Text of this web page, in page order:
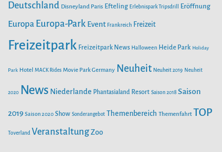
n
o
r
e
Deutschland Disneyland Paris Efteling Erlebnispark Tripsdrill Eröffnung
Europa Europa-Park Event Frankreich Freizeit
Freizeitpark Freizeitpark News Halloween Heide Park Holiday
Park Hotel MACK Rides Movie Park Germany Neuheit Neuheit 2019 Neuheit
2020 News Niederlande Phantasialand Resort Saison 2018 Saison
2019 Saison 2020 Show Sonderangebot Themenbereich Themenfahrt TOP
Toverland VeranstaltungZoo